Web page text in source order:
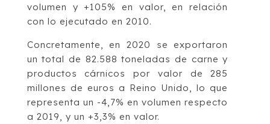
volumen y +105% en valor, en relación
con lo ejecutado en 2010.
Concretamente, en 2020 se exportaron
un total de 82.588 toneladas de carne y
productos cárnicos por valor de 285
millones de euros a Reino Unido, lo que
representa un -4,7% en volumen respecto
a 2019, y un +3,3% en valor.